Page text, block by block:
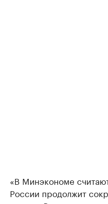
«В Минэкономе
России продолжит